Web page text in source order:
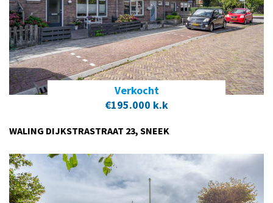
Verkocht
€195.000 k.k
WALING DIJKSTRASTRAAT 23, SNEEK